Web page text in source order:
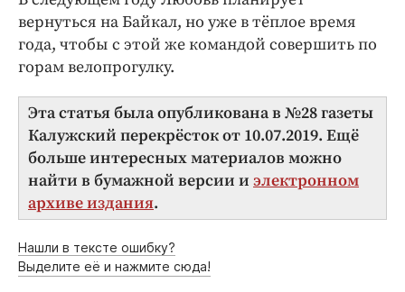
вернуться на Байкал, но уже в тёплое время
года, чтобы с этой же командой совершить по
горам велопрогулку.
Эта статья была опубликована в №28 газеты
Калужский перекрёсток от 10.07.2019. Ещё
больше интересных материалов можно
найти в бумажной версии и электронном
архиве издания.
Нашли в тексте ошибку?
Выделите её и нажмите сюда!